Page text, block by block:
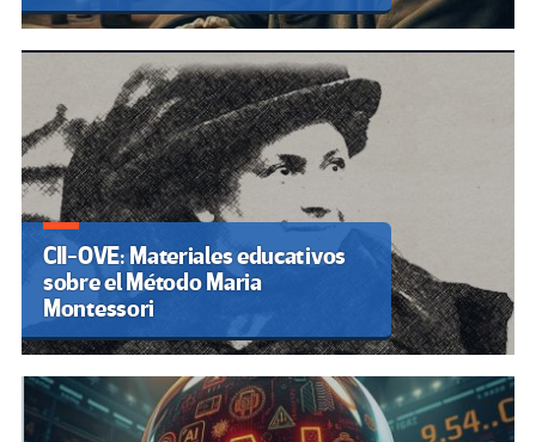
CII-OVE: Materiales educativos
sobre el Método Maria
Montessori